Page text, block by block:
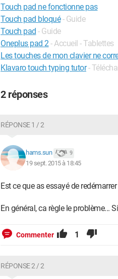
Touch pad ne fonctionne pas
Touch pad bloqué - Guide
Touch pad - Guide
Oneplus pad 2- Accueil - Tablettes
Les touches de mon clavier ne
Klavaro touch typing tutor -
2 réponses
RÉPONSE 1 / 2
hams.sun 9
19 sept. 2015 à 18:45
Est ce que as essayé de
En général, ca règle le problème...
Commenter 1
RÉPONSE 2 / 2